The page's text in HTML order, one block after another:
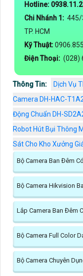
Hotline:
Chi Nhánh 1: 445/
TP. HCM
Kỹ Thuật:
Điện Thoại: (028)
Thông Tin: Dịch Vụ
Camera DH-HAC-
Động Chuẩn DH-
Robot Hút Bụi Thông
Sát Cho Kho Xưởng
Bộ Camera Ban Đêm
Bộ Camera Hikvision
Lắp Camera Ban Đêm
Bộ Camera Full Color
Bộ Camera Chuyên